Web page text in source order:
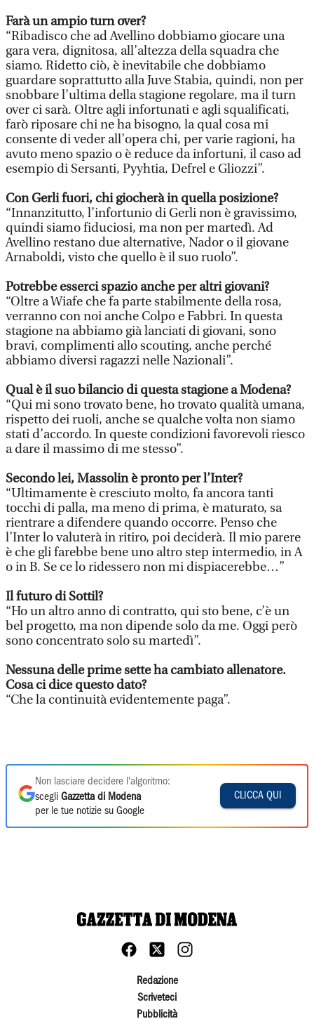
Farà un ampio turn over?
“Ribadisco che ad Avellino dobbiamo giocare una
gara vera, dignitosa, all’altezza della squadra che
siamo. Ridetto ciò, è inevitabile che dobbiamo
guardare soprattutto alla Juve Stabia, quindi, non per
snobbare l’ultima della stagione regolare, ma il turn
over ci sarà. Oltre agli infortunati e agli squalificati,
farò riposare chi ne ha bisogno, la qual cosa mi
consente di veder all’opera chi, per varie ragioni, ha
avuto meno spazio o è reduce da infortuni, il caso ad
esempio di Sersanti, Pyyhtia, Defrel e Gliozzi”.
Con Gerli fuori, chi giocherà in quella posizione?
“Innanzitutto, l’infortunio di Gerli non è gravissimo,
quindi siamo fiduciosi, ma non per martedì. Ad
Avellino restano due alternative, Nador o il giovane
Arnaboldi, visto che quello è il suo ruolo”.
Potrebbe esserci spazio anche per altri giovani?
“Oltre a Wiafe che fa parte stabilmente della rosa,
verranno con noi anche Colpo e Fabbri. In questa
stagione na abbiamo già lanciati di giovani, sono
bravi, complimenti allo scouting, anche perché
abbiamo diversi ragazzi nelle Nazionali”.
Qual è il suo bilancio di questa stagione a Modena?
“Qui mi sono trovato bene, ho trovato qualità umana,
rispetto dei ruoli, anche se qualche volta non siamo
stati d’accordo. In queste condizioni favorevoli riesco
a dare il massimo di me stesso”.
Secondo lei, Massolin è pronto per l’Inter?
“Ultimamente è cresciuto molto, fa ancora tanti
tocchi di palla, ma meno di prima, è maturato, sa
rientrare a difendere quando occorre. Penso che
l’Inter lo valuterà in ritiro, poi deciderà. Il mio parere
è che gli farebbe bene uno altro step intermedio, in A
o in B. Se ce lo ridessero non mi dispiacerebbe…”
Il futuro di Sottil?
“Ho un altro anno di contratto, qui sto bene, c’è un
bel progetto, ma non dipende solo da me. Oggi però
sono concentrato solo su martedì”.
Nessuna delle prime sette ha cambiato allenatore.
Cosa ci dice questo dato?
“Che la continuità evidentemente paga”.
Non lasciare decidere l'algoritmo:
scegli Gazzetta di Modena
per le tue notizie su Google
CLICCA QUI
Redazione
Scriveteci
Pubblicità